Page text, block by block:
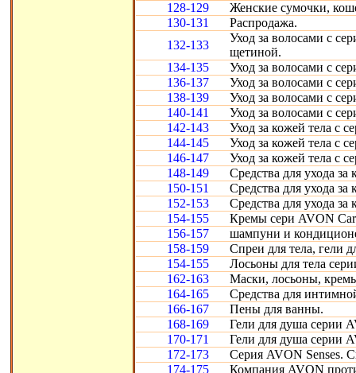
128-129
Женские сумочки,
130-131
Распродажа.
132-133
Уход за волосами с
щетиной.
134-135
Уход за волосами с
136-137
Уход за волосами с
138-139
Уход за волосами с
140-141
Уход за волосами с
142-143
Уход за кожей тела с
144-145
Уход за кожей тела с
146-147
Уход за кожей тела с
148-149
Средства для ухода
150-151
Средства для ухода
152-153
Средства для ухода
154-155
Кремы сери AVON
156-157
шампуни и
158-159
Спреи для тела, гели
154-155
Лосьоны для тела
162-163
Маски, лосьоны,
164-165
Средства для
166-167
Пены для ванны.
168-169
Гели для душа серии
170-171
Гели для душа серии
172-173
Cерия AVON Senses.
174-175
Компания AVON